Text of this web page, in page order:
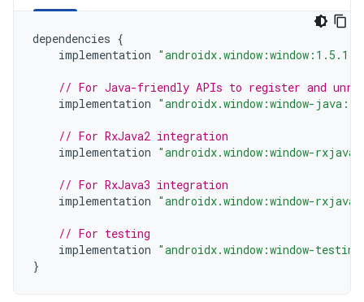
dependencies {
implementation "androidx.window:window:1.5.1"
// For Java-friendly APIs to register and
implementation "androidx.window:window-
// For RxJava2 integration
implementation "androidx.window:window-
// For RxJava3 integration
implementation "androidx.window:window-
// For testing
implementation "androidx.window:window-
}